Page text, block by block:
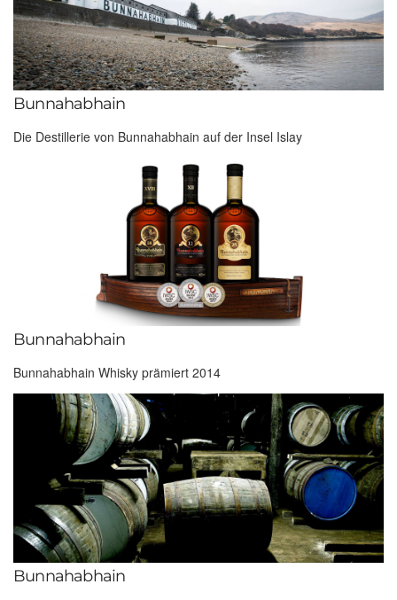
Bunnahabhain
Die Destillerie von Bunnahabhain auf der Insel Islay
Bunnahabhain
Bunnahabhain Whisky prämiert 2014
Bunnahabhain